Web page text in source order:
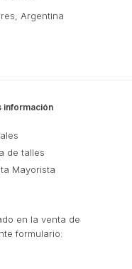
Argentina
información
de talles
Mayorista
en la venta de
formulario: